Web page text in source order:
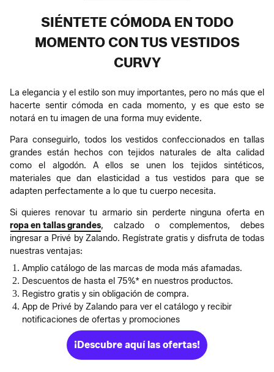
SIÉNTETE CÓMODA EN TODO
MOMENTO CON TUS VESTIDOS
CURVY
La elegancia y el estilo son muy importantes, pero no más que el
hacerte sentir cómoda en cada momento, y es que esto se
notará en tu imagen de una forma muy evidente.
Para conseguirlo, todos los vestidos confeccionados en tallas
grandes están hechos con tejidos naturales de alta calidad
como el algodón. A ellos se unen los tejidos sintéticos,
materiales que dan elasticidad a tus vestidos para que se
adapten perfectamente a lo que tu cuerpo necesita.
Si quieres renovar tu armario sin perderte ninguna oferta en
ropa en tallas grandes, calzado o complementos, debes
ingresar a Privé by Zalando. Regístrate gratis y disfruta de todas
nuestras ventajas:
Amplio catálogo de las marcas de moda más afamadas.
Descuentos de hasta el 75%* en nuestros productos.
Registro gratis y sin obligación de compra.
App de Privé by Zalando para ver el catálogo y recibir
notificaciones de ofertas y promociones
¡Descubre aquí las ofertas!